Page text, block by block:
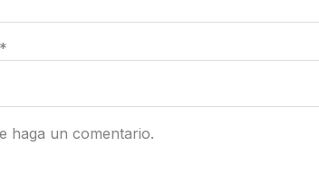
*
haga un comentario.